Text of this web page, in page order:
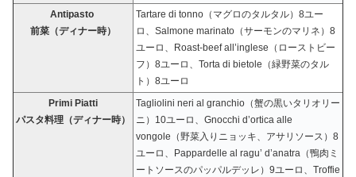
Antipasto
前菜（ディナー時）
Tartare di tonno（マグロのタルタル）8ユー
ロ、Salmone marinato（サーモンのマリネ）8
ユーロ、Roast-beef all’inglese（ローストビー
フ）8ユーロ、Torta di bietole（緑野菜のタル
ト）8ユーロ
Primi Piatti
パスタ料理（ディナー時）
Tagliolini neri al granchio（蟹の黒いタリオリー
ニ）10ユーロ、Gnocchi d’ortica alle
vongole（野菜入りニョッキ、アサリソース）8
ユーロ、Pappardelle al ragu’ d’anatra（鴨肉ミ
ートソースのパッパルデッレ）9ユーロ、Troffie